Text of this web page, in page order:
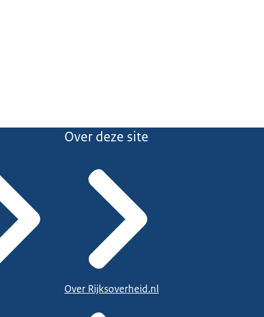
Over deze site
Over Rijksoverheid.nl